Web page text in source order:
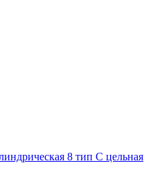
8 тип C цельная